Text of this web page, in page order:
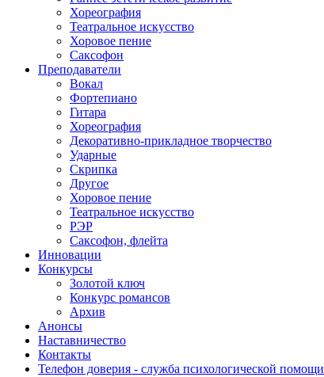
Хореография
Театральное искусство
Хоровое пение
Саксофон
Преподаватели
Вокал
Фортепиано
Гитара
Хореография
Декоративно-прикладное творчество
Ударные
Скрипка
Другое
Хоровое пение
Театральное искусство
РЭР
Саксофон, флейта
Инновации
Конкурсы
Золотой ключ
Конкурс романсов
Архив
Анонсы
Наставничество
Контакты
Телефон доверия - служба психологической помощи